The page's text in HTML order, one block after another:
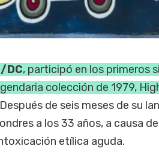
DC, participó en los primeros
colección de 1979,
de seis meses de su
a los 33 años, a causa
etílica aguda.